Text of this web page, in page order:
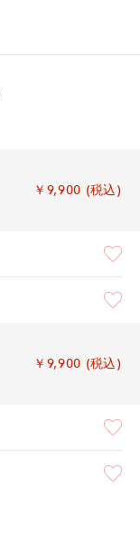
￥9,900 (税込)
￥9,900 (税込)